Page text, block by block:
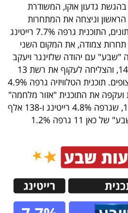
בהגשת גדעון אוקו, המשודרת
הראשון וניצחה את המתחרות
ברצועת שבע. על פי הנתונים, התוכנית גרפה 7.7% רייטינג
תחרות צמודה, את המקום השני
"שבע" עם יהודה שלזינגר ויעקב
ברדוגו המשודרת בערוץ 14, והצליחה לעקוף את רשת 13
ברייטינג אך לא במספר צופים. תוכנית הטלוויזיה גרפה 4.9%
אלף צפיות ועקפה את התוכנית "אזור מלחמה"
של רביב דרוקר ברשת 13, שגרפה 4.8% רייטינג ו-138 אלף
צופים. במקום האחרון "שבע" של כאן 11 גרפה 1.2%